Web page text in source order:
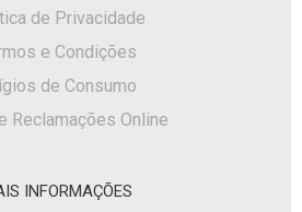
de Privacidade
e Condições
de Consumo
Reclamações Online
INFORMAÇÕES